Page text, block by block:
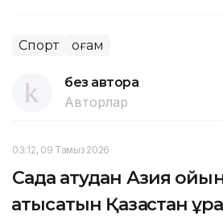
Спорт Қоғам
без автора
Авторлар
03:12, 09 Тамыз 2026
Садақ атудан Азия
қатысатын Қазақстан